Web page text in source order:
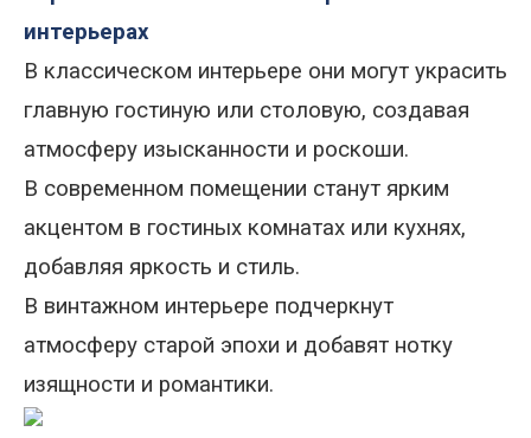
интерьерах
В классическом интерьере они могут украсить
главную гостиную или столовую, создавая
атмосферу изысканности и роскоши.
В современном помещении станут ярким
акцентом в гостиных комнатах или кухнях,
добавляя яркость и стиль.
В винтажном интерьере подчеркнут
атмосферу старой эпохи и добавят нотку
изящности и романтики.